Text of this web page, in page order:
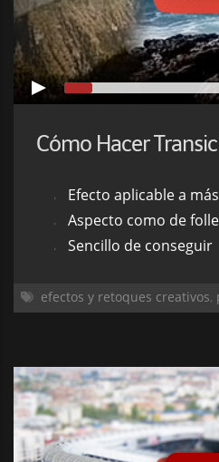
Efecto aplicable a más de
Aspecto como de
Sencillo de conseguir
efectos y retoques creativos,